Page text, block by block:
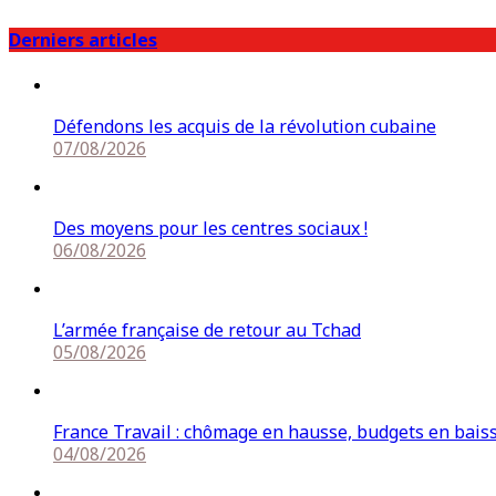
Derniers articles
Défendons les acquis de la révolution cubaine
07/08/2026
Des moyens pour les centres sociaux !
06/08/2026
L’armée française de retour au Tchad
05/08/2026
France Travail : chômage en hausse, budgets en
04/08/2026